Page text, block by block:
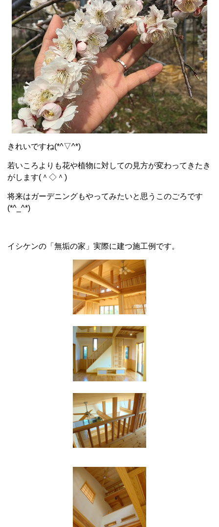
きれいですね(*^▽^*)
若いころよりも花や植物に対しての見方が変わってきたき
がします(＾◇＾)
将来はガーデニングもやってみたいと思うこのごろです
(*^_^*)
イシケンの「無垢の家」実際に建つ施工例です。